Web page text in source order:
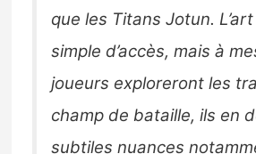
que les Titans Jotun.
simple d’accès, mais à
joueurs exploreront les
champ de bataille, ils en
subtiles nuances